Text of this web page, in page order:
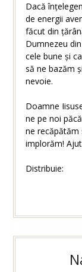
Dacă
de energii
făcut din
Dumnezeu
cele bune și
să ne bazăm
nevoie.
Doamne
ne pe noi
ne recăpătăm
implorăm!
Distribuie: